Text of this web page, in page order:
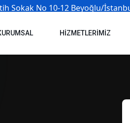
Sokak No 10-12 Beyoğlu/
HIZMETLERIMIZ